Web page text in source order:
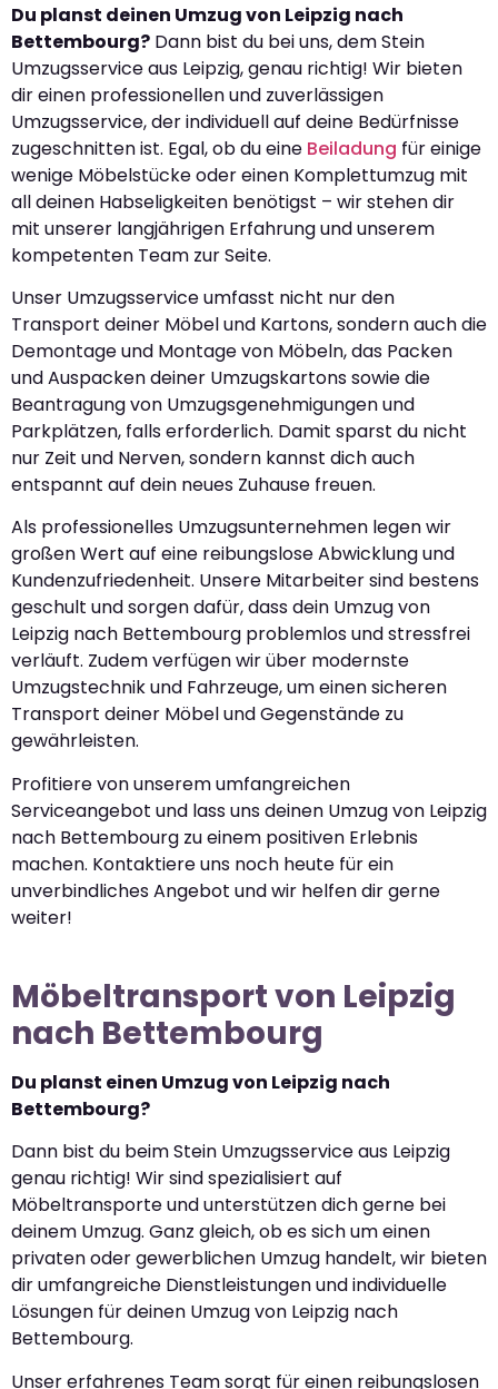
Du planst deinen Umzug von Leipzig nach
Bettembourg? Dann bist du bei uns, dem Stein
Umzugsservice aus Leipzig, genau richtig! Wir bieten
dir einen professionellen und zuverlässigen
Umzugsservice, der individuell auf deine Bedürfnisse
zugeschnitten ist. Egal, ob du eine Beiladung für einige
wenige Möbelstücke oder einen Komplettumzug mit
all deinen Habseligkeiten benötigst – wir stehen dir
mit unserer langjährigen Erfahrung und unserem
kompetenten Team zur Seite.
Unser Umzugsservice umfasst nicht nur den
Transport deiner Möbel und Kartons, sondern auch die
Demontage und Montage von Möbeln, das Packen
und Auspacken deiner Umzugskartons sowie die
Beantragung von Umzugsgenehmigungen und
Parkplätzen, falls erforderlich. Damit sparst du nicht
nur Zeit und Nerven, sondern kannst dich auch
entspannt auf dein neues Zuhause freuen.
Als professionelles Umzugsunternehmen legen wir
großen Wert auf eine reibungslose Abwicklung und
Kundenzufriedenheit. Unsere Mitarbeiter sind bestens
geschult und sorgen dafür, dass dein Umzug von
Leipzig nach Bettembourg problemlos und stressfrei
verläuft. Zudem verfügen wir über modernste
Umzugstechnik und Fahrzeuge, um einen sicheren
Transport deiner Möbel und Gegenstände zu
gewährleisten.
Profitiere von unserem umfangreichen
Serviceangebot und lass uns deinen Umzug von Leipzig
nach Bettembourg zu einem positiven Erlebnis
machen. Kontaktiere uns noch heute für ein
unverbindliches Angebot und wir helfen dir gerne
weiter!
Möbeltransport von Leipzig
nach Bettembourg
Du planst einen Umzug von Leipzig nach
Bettembourg?
Dann bist du beim Stein Umzugsservice aus Leipzig
genau richtig! Wir sind spezialisiert auf
Möbeltransporte und unterstützen dich gerne bei
deinem Umzug. Ganz gleich, ob es sich um einen
privaten oder gewerblichen Umzug handelt, wir bieten
dir umfangreiche Dienstleistungen und individuelle
Lösungen für deinen Umzug von Leipzig nach
Bettembourg.
Unser erfahrenes Team sorgt für einen reibungslosen